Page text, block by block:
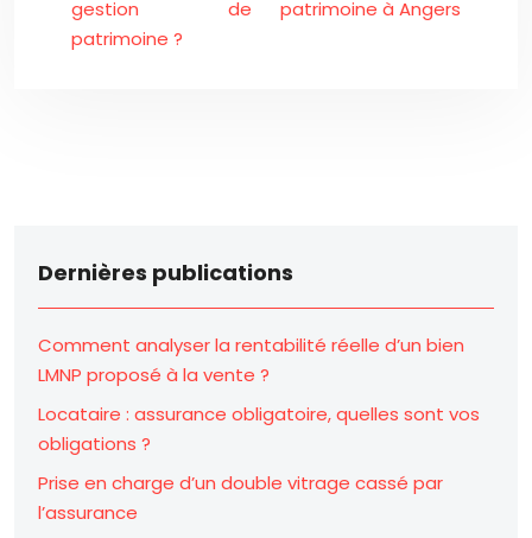
gestion de
patrimoine ?
patrimoine à Angers
Dernières publications
Comment analyser la rentabilité réelle d’un bien
LMNP proposé à la vente ?
Locataire : assurance obligatoire, quelles sont vos
obligations ?
Prise en charge d’un double vitrage cassé par
l’assurance